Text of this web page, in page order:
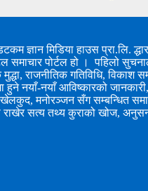
ज्ञान मिडिया हाउस प्रा.लि.
समाचार पोर्टल हो । पहिलो
राजनीतिक गतिविधि, विकाश
हुने नयाँ-नयाँ आविष्कारको
खेलकुद, मनोरञ्जन सँग सम्बन्धित
राखेर सत्य तथ्य कुराको खोज,